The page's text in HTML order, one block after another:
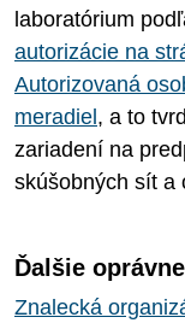
laboratórium
autorizácie na
Autorizovaná
meradiel , a to
zariadení na
skúšobných sít a
Ďalšie
Znalecká